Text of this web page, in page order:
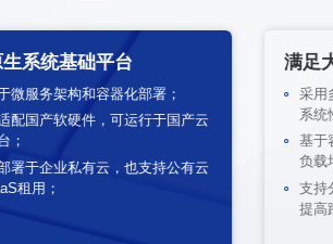
系统基础平台
微服务架构和容器化部署；
配国产软硬件，可运行于国产云
；
署于企业私有云，也支持公有云
租用；
满足
采用
系统
基于
负载
支持
提高